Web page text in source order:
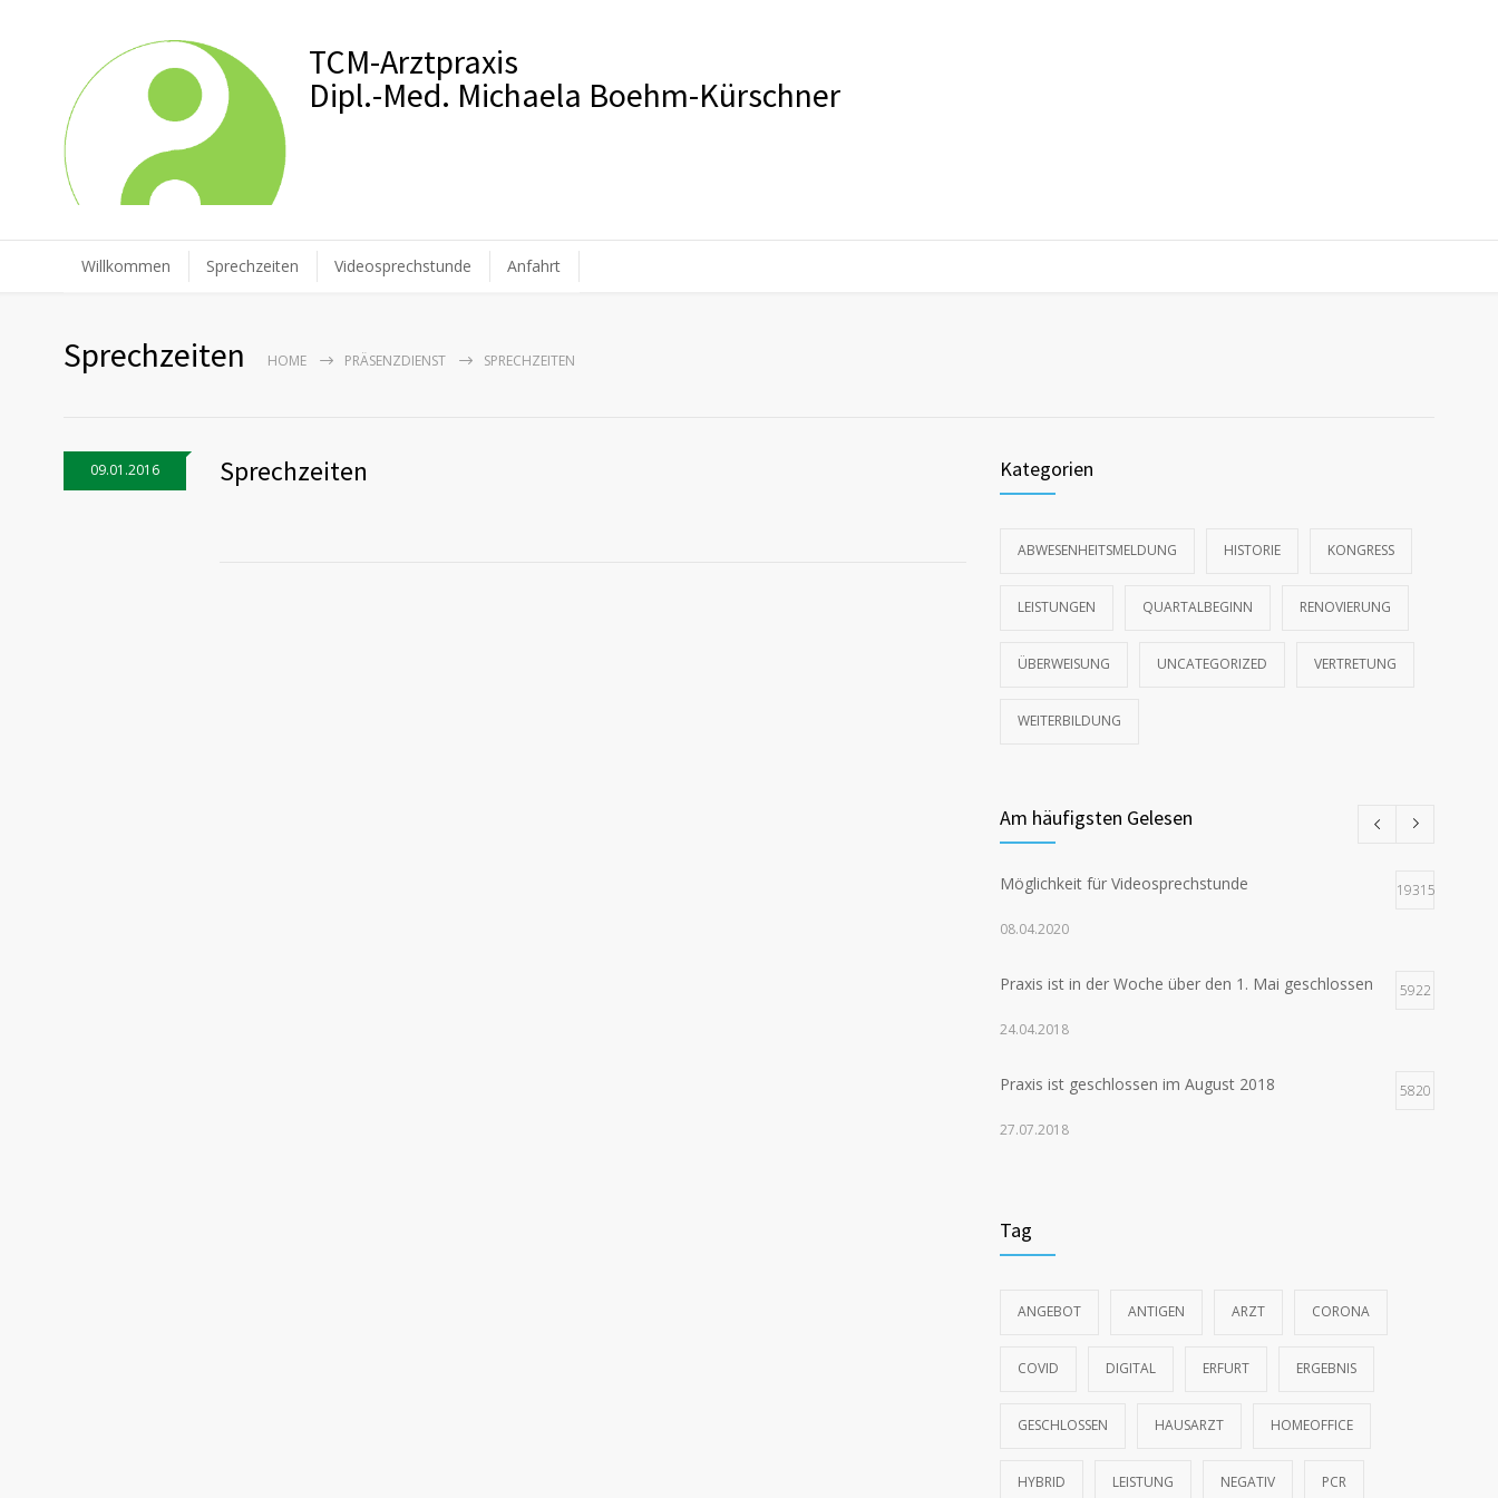
TCM-Arztpraxis
Dipl.-Med. Michaela Boehm-Kürschner
Willkommen Sprechzeiten Videosprechstunde Anfahrt
Sprechzeiten HOME PRÄSENZDIENST SPRECHZEITEN
09.01.2016 Sprechzeiten Kategorien
ABWESENHEITSMELDUNG HISTORIE KONGRESS
LEISTUNGEN QUARTALBEGINN RENOVIERUNG
ÜBERWEISUNG UNCATEGORIZED VERTRETUNG
WEITERBILDUNG
Am häufigsten Gelesen
Möglichkeit für Videosprechstunde 19315
08.04.2020
Praxis ist in der Woche über den 1. Mai geschlossen 5922
24.04.2018
Praxis ist geschlossen im August 2018 5820
27.07.2018
18.09.2018
Tag
ANGEBOT ANTIGEN ARZT CORONA
COVID DIGITAL ERFURT ERGEBNIS
GESCHLOSSEN HAUSARZT HOMEOFFICE
HYBRID LEISTUNG NEGATIV PCR